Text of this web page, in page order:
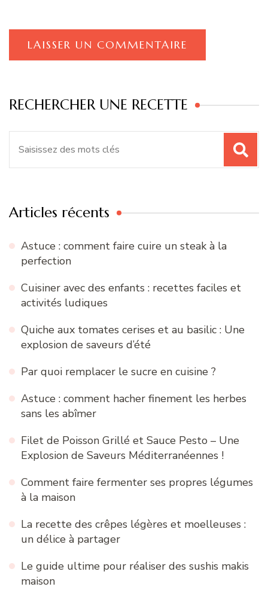
RECHERCHER UNE RECETTE
Articles récents
Astuce : comment faire cuire un steak à la
perfection
Cuisiner avec des enfants : recettes faciles et
activités ludiques
Quiche aux tomates cerises et au basilic : Une
explosion de saveurs d’été
Par quoi remplacer le sucre en cuisine ?
Astuce : comment hacher finement les herbes
sans les abîmer
Filet de Poisson Grillé et Sauce Pesto – Une
Explosion de Saveurs Méditerranéennes !
Comment faire fermenter ses propres légumes
à la maison
La recette des crêpes légères et moelleuses :
un délice à partager
Le guide ultime pour réaliser des sushis makis
maison